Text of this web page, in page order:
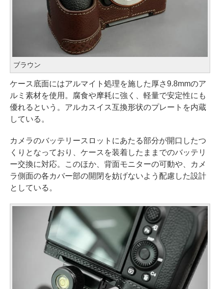
ブラウン
ケース底面にはアルマイト処理を施した厚さ9.8mmのア
ルミ素材を使用。腐食や摩耗に強く、軽量で安定性にも
優れるという。アルカスイス互換形状のプレートを内蔵
している。
カメラのバッテリースロットにあたる部分が開口したつ
くりとなっており、ケースを装着したままでのバッテリ
ー交換に対応。このほか、背面モニターの可動や、カメ
ラ側面の各カバー部の開閉を妨げないよう配慮した設計
としている。